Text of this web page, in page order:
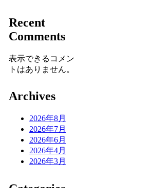
Recent
Comments
表示できるコメン
トはありません。
Archives
2026年8月
2026年7月
2026年6月
2026年4月
2026年3月